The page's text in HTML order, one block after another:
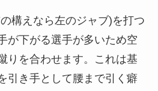
構えなら左のジャブ)を打つ
が下がる選手が多いため空
りを合わせます。これは基
引き手として腰まで引く癖